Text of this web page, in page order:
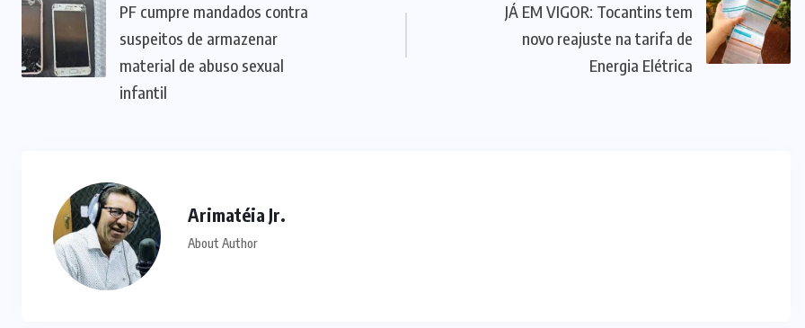
PF cumpre mandados contra
suspeitos de armazenar
material de abuso sexual
infantil
JÁ EM VIGOR: Tocantins tem
novo reajuste na tarifa de
Energia Elétrica
Arimatéia Jr.
About Author